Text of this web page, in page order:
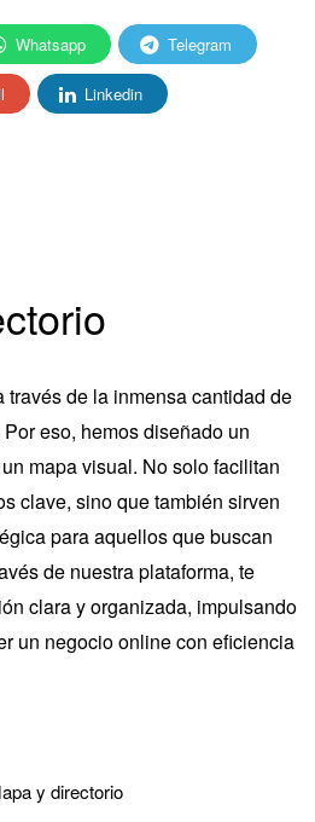
Whatsapp Telegram
Linkedin
través de la inmensa cantidad de
eso, hemos diseñado un
mapa visual. No solo facilitan
clave, sino que también sirven
para aquellos que buscan
de nuestra plataforma, te
clara y organizada, impulsando
un negocio online con eficiencia